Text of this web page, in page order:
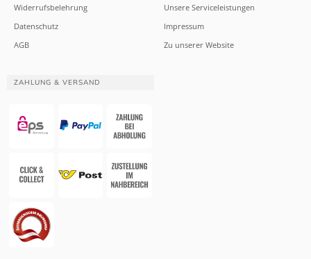
Widerrufsbelehrung
Datenschutz
AGB
Unsere Serviceleistungen
Impressum
Zu unserer Website
ZAHLUNG & VERSAND